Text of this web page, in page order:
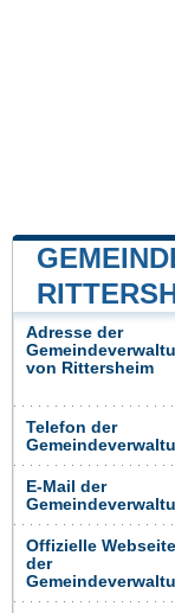
Adresse der
von Rittersheim
Telefon der
E-Mail der
Offizielle Webseite
der